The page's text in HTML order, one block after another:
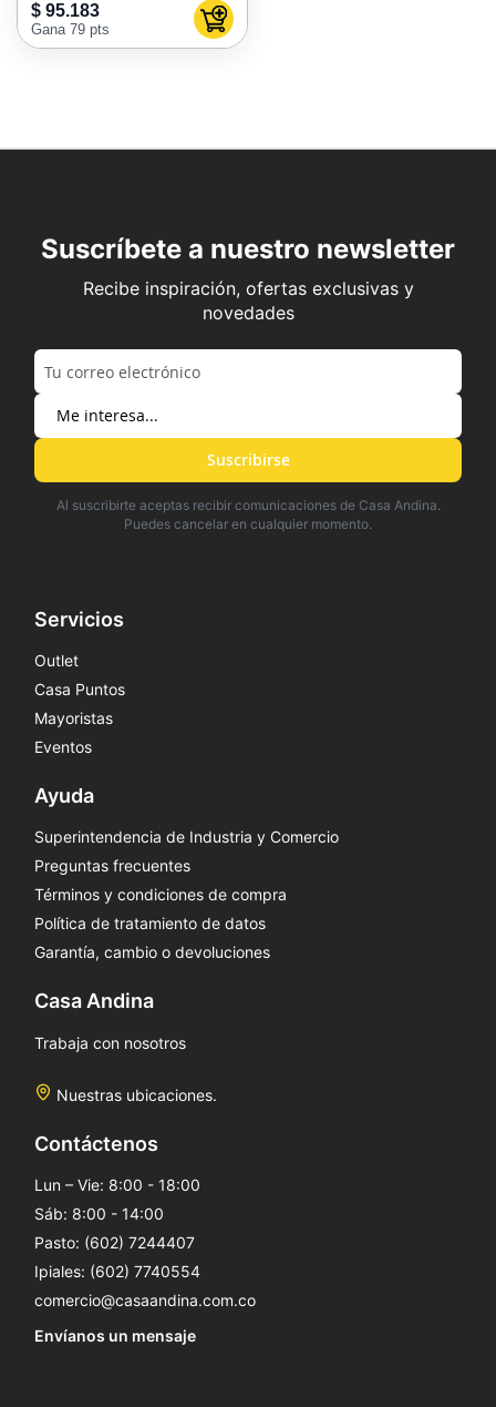
$ 95.183
Gana 79 pts Agregar al carrito
Suscríbete a nuestro newsletter
Recibe inspiración, ofertas exclusivas y
novedades
Suscribirse
Al suscribirte aceptas recibir comunicaciones de Casa Andina.
Puedes cancelar en cualquier momento.
Servicios
Outlet
Casa Puntos
Mayoristas
Eventos
Ayuda
Superintendencia de Industria y Comercio
Preguntas frecuentes
Términos y condiciones de compra
Política de tratamiento de datos
Garantía, cambio o devoluciones
Casa Andina
Trabaja con nosotros
Nuestras ubicaciones.
Contáctenos
Lun – Vie: 8:00 - 18:00
Sáb: 8:00 - 14:00
Pasto: (602) 7244407
Ipiales: (602) 7740554
comercio@casaandina.com.co
Envíanos un mensaje